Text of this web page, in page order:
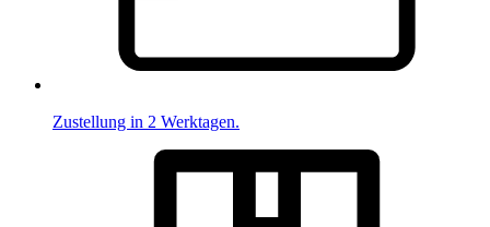
Zustellung in 2 Werktagen.